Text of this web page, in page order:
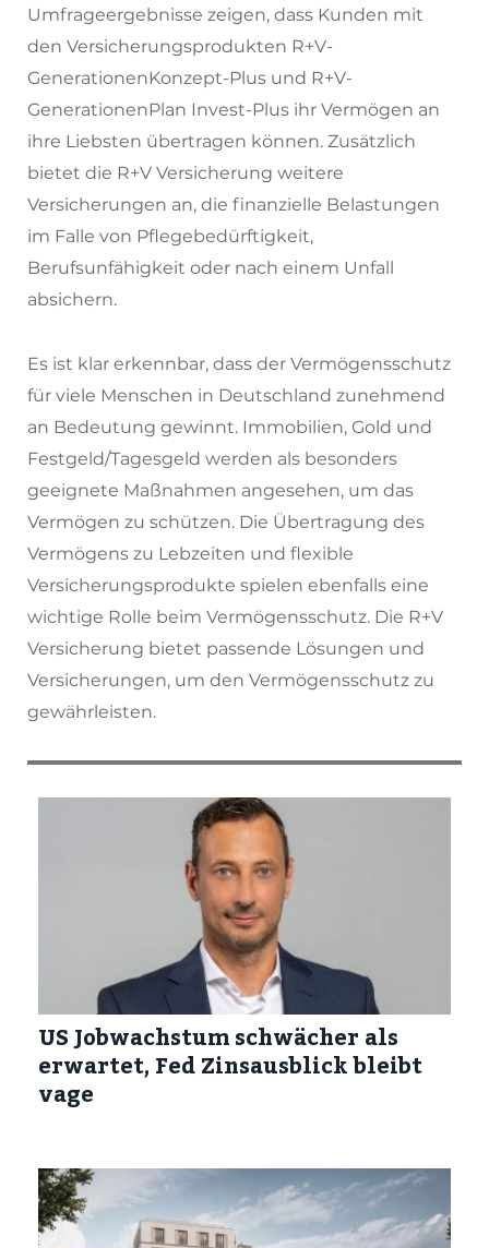
Umfrageergebnisse zeigen, dass Kunden mit
den Versicherungsprodukten R+V-
GenerationenKonzept-Plus und R+V-
GenerationenPlan Invest-Plus ihr Vermögen an
ihre Liebsten übertragen können. Zusätzlich
bietet die R+V Versicherung weitere
Versicherungen an, die finanzielle Belastungen
im Falle von Pflegebedürftigkeit,
Berufsunfähigkeit oder nach einem Unfall
absichern.
Es ist klar erkennbar, dass der Vermögensschutz
für viele Menschen in Deutschland zunehmend
an Bedeutung gewinnt. Immobilien, Gold und
Festgeld/Tagesgeld werden als besonders
geeignete Maßnahmen angesehen, um das
Vermögen zu schützen. Die Übertragung des
Vermögens zu Lebzeiten und flexible
Versicherungsprodukte spielen ebenfalls eine
wichtige Rolle beim Vermögensschutz. Die R+V
Versicherung bietet passende Lösungen und
Versicherungen, um den Vermögensschutz zu
gewährleisten.
US Jobwachstum schwächer als
erwartet, Fed Zinsausblick bleibt
vage